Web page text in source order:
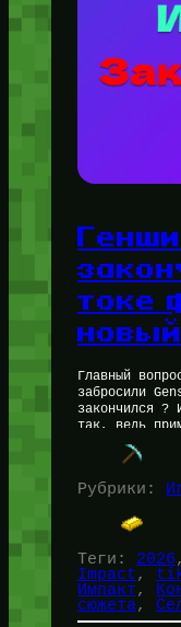
токе
Главный
забросили
закончился ?
так, ведь
2026 года
Рубрики:
Теги: 2026
Impact,
Импакт,
сюжета,